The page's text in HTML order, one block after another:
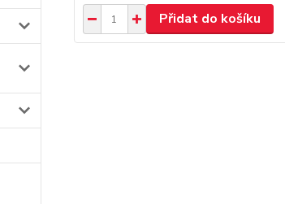
Přidat do košíku